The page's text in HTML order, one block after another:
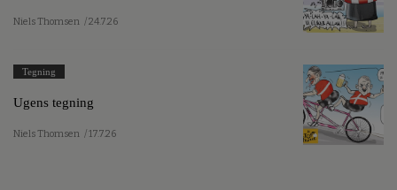
Niels Thomsen / 24.7.26
Tegning
Ugens tegning
Niels Thomsen / 17.7.26